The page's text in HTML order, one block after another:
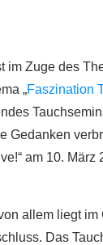
im Zuge des
„Faszination
Gedanken
am 10. März
allem liegt im
Das